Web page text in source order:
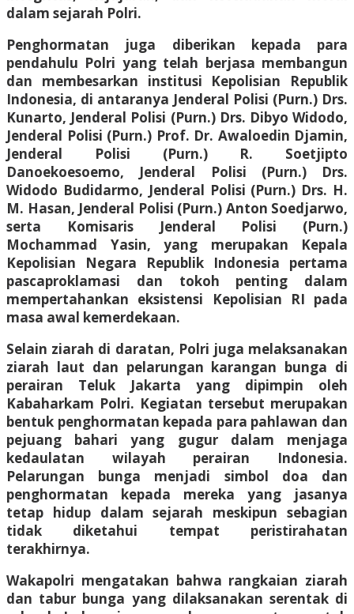
dalam sejarah Polri.
Penghormatan juga diberikan kepada para
pendahulu Polri yang telah berjasa membangun
dan membesarkan institusi Kepolisian Republik
Indonesia, di antaranya Jenderal Polisi (Purn.) Drs.
Kunarto, Jenderal Polisi (Purn.) Drs. Dibyo Widodo,
Jenderal Polisi (Purn.) Prof. Dr. Awaloedin Djamin,
Jenderal Polisi (Purn.) R. Soetjipto
Danoekoesoemo, Jenderal Polisi (Purn.) Drs.
Widodo Budidarmo, Jenderal Polisi (Purn.) Drs. H.
M. Hasan, Jenderal Polisi (Purn.) Anton Soedjarwo,
serta Komisaris Jenderal Polisi (Purn.)
Mochammad Yasin, yang merupakan Kepala
Kepolisian Negara Republik Indonesia pertama
pascaproklamasi dan tokoh penting dalam
mempertahankan eksistensi Kepolisian RI pada
masa awal kemerdekaan.
Selain ziarah di daratan, Polri juga melaksanakan
ziarah laut dan pelarungan karangan bunga di
perairan Teluk Jakarta yang dipimpin oleh
Kabaharkam Polri. Kegiatan tersebut merupakan
bentuk penghormatan kepada para pahlawan dan
pejuang bahari yang gugur dalam menjaga
kedaulatan wilayah perairan Indonesia.
Pelarungan bunga menjadi simbol doa dan
penghormatan kepada mereka yang jasanya
tetap hidup dalam sejarah meskipun sebagian
tidak diketahui tempat peristirahatan
terakhirnya.
Wakapolri mengatakan bahwa rangkaian ziarah
dan tabur bunga yang dilaksanakan serentak di